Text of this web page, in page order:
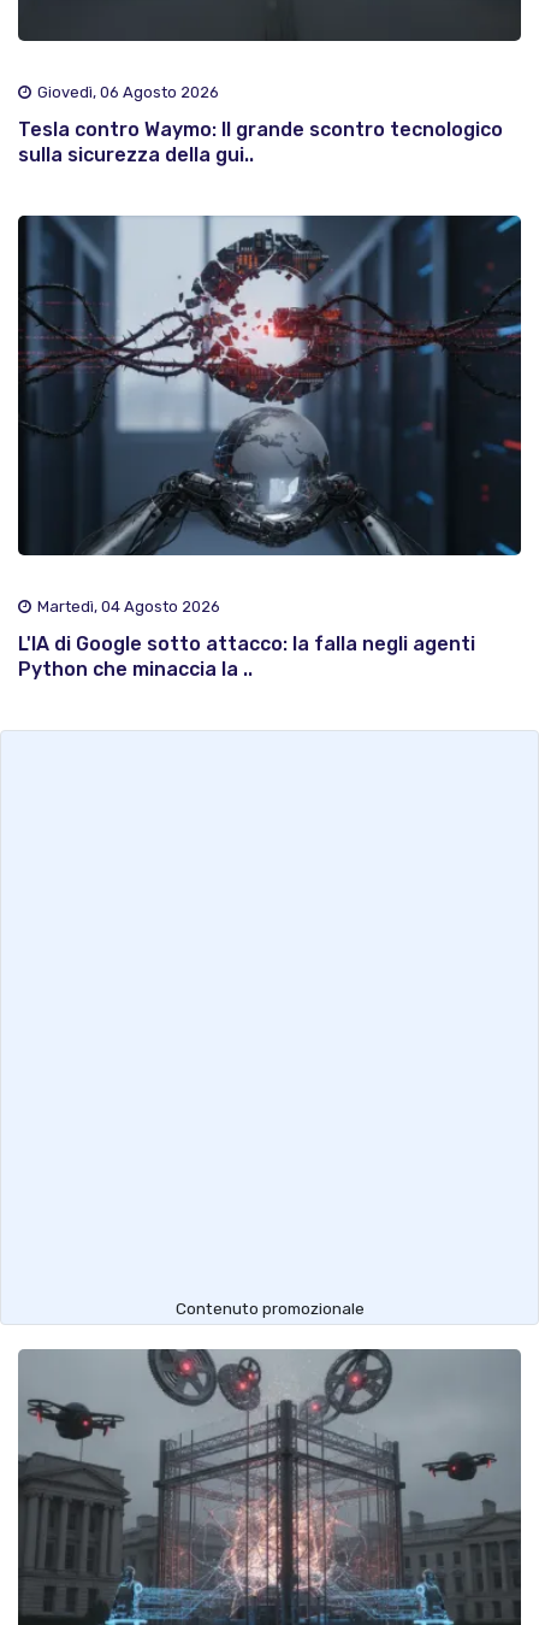
Giovedì, 06 Agosto 2026
Tesla contro Waymo: Il grande scontro tecnologico
sulla sicurezza della gui..
Martedì, 04 Agosto 2026
L'IA di Google sotto attacco: la falla negli agenti
Python che minaccia la ..
Contenuto promozionale